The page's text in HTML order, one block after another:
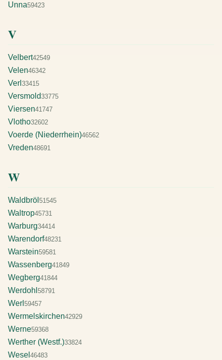
Unna59423
V
Velbert42549
Velen46342
Verl 33415
Versmold33775
Viersen41747
Vlotho32602
Voerde (Niederrhein)46562
Vreden48691
W
Waldbröl 51545
Waltrop45731
Warburg34414
Warendorf48231
Warstein59581
Wassenberg41849
Wegberg41844
Werdohl 58791
Werl 59457
Wermelskirchen42929
Werne59368
Werther (Westf.)33824
Wesel 46483